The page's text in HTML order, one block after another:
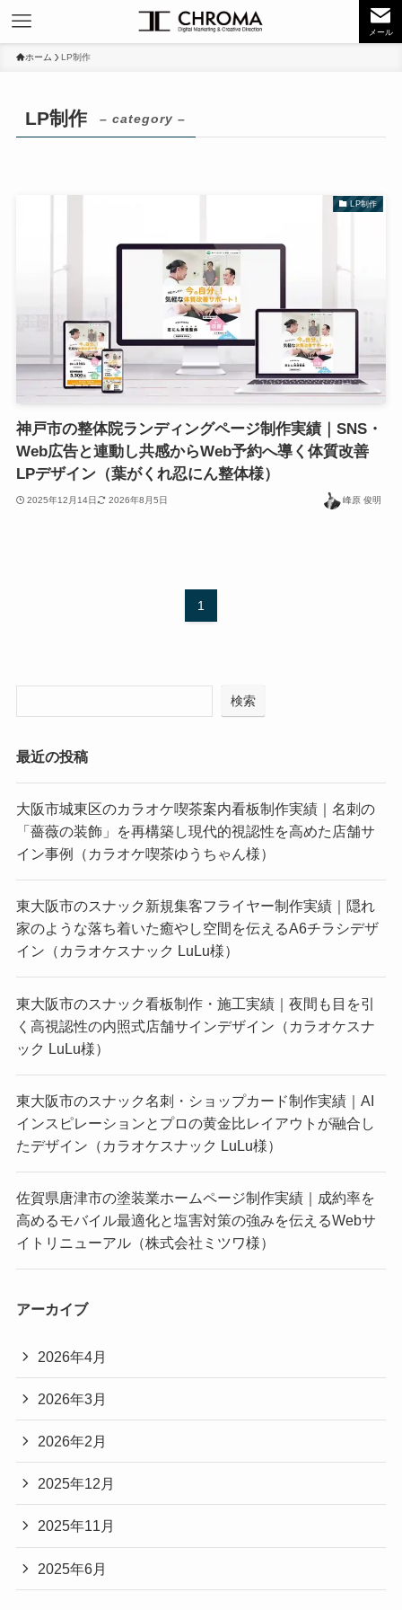
メール
ホーム LP制作
LP制作 – category –
LP制作
神戸市の整体院ランディングページ制作実績｜SNS・
Web広告と連動し共感からWeb予約へ導く体質改善
LPデザイン（葉がくれ忍にん整体様）
2025年12月14日 2026年8月5日 峰原 俊明
1
検索
最近の投稿
大阪市城東区のカラオケ喫茶案内看板制作実績｜名刺の
「薔薇の装飾」を再構築し現代的視認性を高めた店舗サ
イン事例（カラオケ喫茶ゆうちゃん様）
東大阪市のスナック新規集客フライヤー制作実績｜隠れ
家のような落ち着いた癒やし空間を伝えるA6チラシデザ
イン（カラオケスナック LuLu様）
東大阪市のスナック看板制作・施工実績｜夜間も目を引
く高視認性の内照式店舗サインデザイン（カラオケスナ
ック LuLu様）
東大阪市のスナック名刺・ショップカード制作実績｜AI
インスピレーションとプロの黄金比レイアウトが融合し
たデザイン（カラオケスナック LuLu様）
佐賀県唐津市の塗装業ホームページ制作実績｜成約率を
高めるモバイル最適化と塩害対策の強みを伝えるWebサ
イトリニューアル（株式会社ミツワ様）
アーカイブ
2026年4月
2026年3月
2026年2月
2025年12月
2025年11月
2025年6月